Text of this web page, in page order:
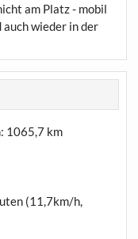
am Platz - mobil
wieder in der
1065,7 km
(11,7km/h,